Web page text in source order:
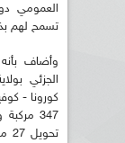
العمومي
تسمح لهم
وأضاف
الجزئي